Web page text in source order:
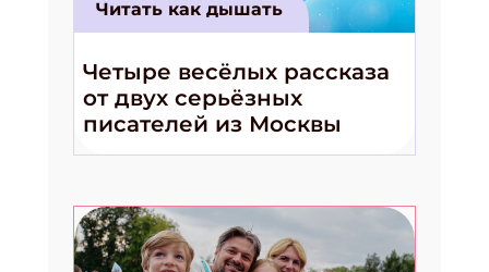
Читать как дышать
Четыре весёлых рассказа
от двух серьёзных
писателей из Москвы